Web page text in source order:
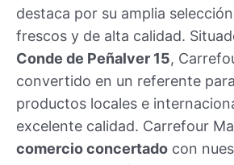
destaca por su amplia
frescos y de alta calidad.
Conde de Peñalver 15,
convertido en un referente
productos locales e
excelente calidad. Carrefour
comercio concertado con